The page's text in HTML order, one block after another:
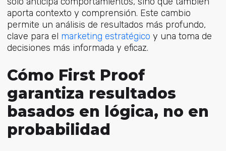
aporta contexto y comprensión. Este cambio
permite un análisis de resultados más profundo,
clave para el marketing estratégico y una toma de
decisiones más informada y eficaz.
Cómo First Proof
garantiza resultados
basados en lógica, no en
probabilidad